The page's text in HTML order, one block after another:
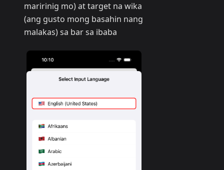
maririnig mo) at target na wika
(ang gusto mong basahin nang
malakas) sa bar sa ibaba